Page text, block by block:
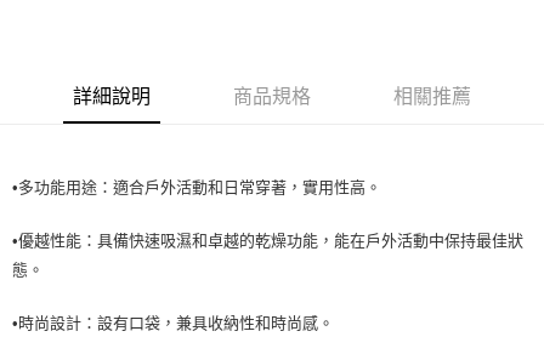
全家取貨<未取貨列黑名單/不支援離島取退>
7-11取貨付款<未取貨列黑名單/不支援離島取退>
7-11取貨<未取貨列黑名單/不支援離島取退>
宅配
詳細說明 商品規格 相關推薦
•多功能用途：適合戶外活動和日常穿著，實用性高。
•優越性能：具備快速吸濕和卓越的乾燥功能，能在戶外活動中保持最佳狀
態。
•時尚設計：設有口袋，兼具收納性和時尚感。